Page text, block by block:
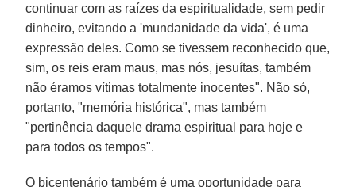
continuar com as raízes da espiritualidade, sem pedir
dinheiro, evitando a 'mundanidade da vida', é uma
expressão deles. Como se tivessem reconhecido que,
sim, os reis eram maus, mas nós, jesuítas, também
não éramos vítimas totalmente inocentes". Não só,
portanto, "memória histórica", mas também
"pertinência daquele drama espiritual para hoje e
para todos os tempos".
O bicentenário também é uma oportunidade para